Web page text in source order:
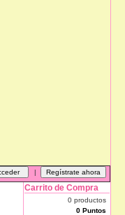
|
Carrito de Compra
0 productos
0 Puntos